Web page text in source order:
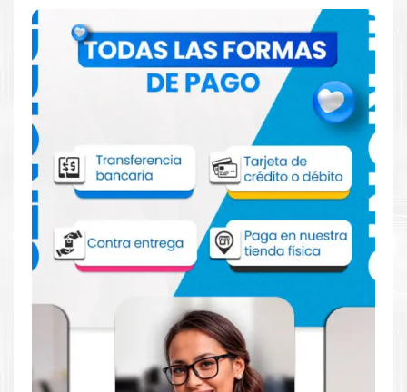
Comprar Kit Tinta HP 982X para
impresora HP 765 780 785
Aprovecha nuestra experiencia y atención para adquirir tus
productos. Tenemos promociones todos los dias. Escríbenos o
visítanos hoy para encontrar la solución perfecta para tu
Kit Tinta HP 982X para impresora 765
780 785
Dónde comprar Tinta para impresora HP